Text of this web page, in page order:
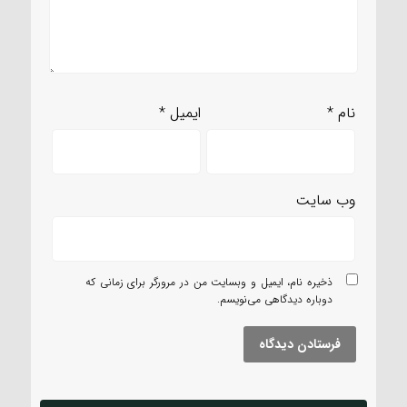
نام* ایمیل*
وب‌ سایت
ذخیره نام، ایمیل و وبسایت من در مرورگر برای زمانی که
دوباره دیدگاهی می‌نویسم.